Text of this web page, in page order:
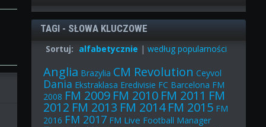
TAGI - SŁOWA KLUCZOWE
Sortuj: alfabetycznie |według popularności
Anglia Brazylia CM Revolution Ceyvol
Dania Ekstraklasa Eredivisie FC Barcelona FM
2008 FM 2009 FM 2010 FM 2011 FM
2012 FM 2013 FM 2014 FM 2015 FM
2016 FM 2017 FM Live Football Manager